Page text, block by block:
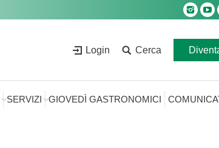
Login Cerca
SERVIZI GIOVEDÌ GASTRONOMICI